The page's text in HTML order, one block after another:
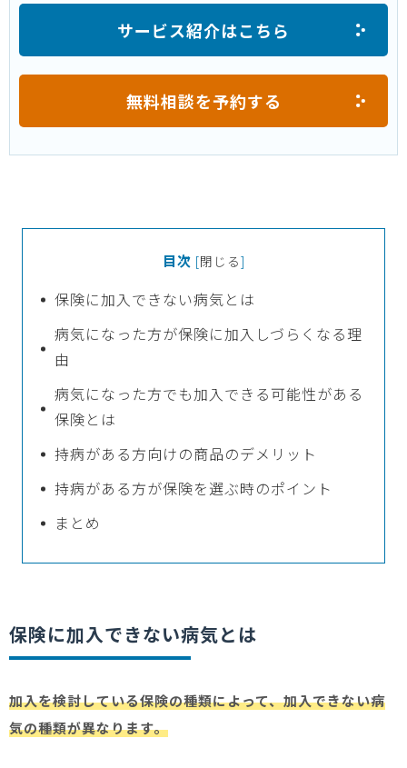
サービス紹介はこちら
無料相談を予約する
目次 [閉じる]
保険に加入できない病気とは
病気になった方が保険に加入しづらくなる理
由
病気になった方でも加入できる可能性がある
保険とは
持病がある方向けの商品のデメリット
持病がある方が保険を選ぶ時のポイント
まとめ
保険に加入できない病気とは
加入を検討している保険の種類によって、加入できない病
気の種類が異なります。